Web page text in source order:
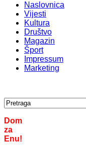
Naslovnica
Vijesti
Kultura
Društvo
Magazin
Šport
Impressum
Marketing
Dom
za
Enu!